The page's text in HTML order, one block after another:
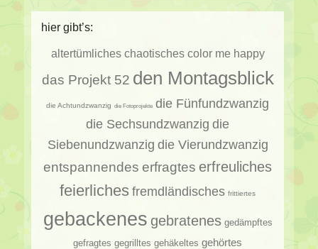
hier gibt’s:
altertümliches chaotisches color me happy
das Projekt 52 den Montagsblick
die Achtundzwanzig die Fotoprojekte die Fünfundzwanzig
die Sechsundzwanzig die
Siebenundzwanzig die Vierundzwanzig
entspannendes erfragtes erfreuliches
feierliches fremdländisches frittiertes
gebackenes gebratenes gedämpftes
gefragtes gegrilltes gehäkeltes gehörtes